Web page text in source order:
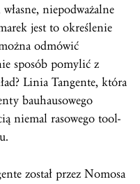
niepodważalne
jest to określenie
odmówić
sposób pomylić z
Linia Tangente, która
bauhausowego
niemal rasowego tool-
został przez Nomosa